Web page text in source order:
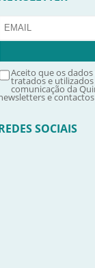
Aceito que os
tratados e
comunicação da
e
SOCIAIS